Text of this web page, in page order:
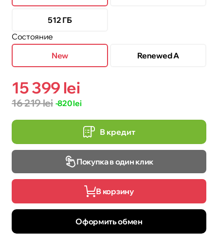
512 ГБ
Состояние
New
Renewed A
15 399 lei
16 219 lei -820 lei
В кредит
Покупка в один клик
В корзину
Оформить обмен